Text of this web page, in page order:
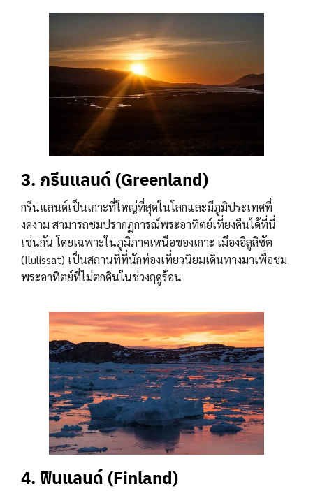
3. กรีนแลนด์ (Greenland)
กรีนแลนด์เป็นเกาะที่ใหญ่ที่สุดในโลกและมีภูมิประเทศที่
งดงาม สามารถชมปรากฏการณ์พระอาทิตย์เที่ยงคืนได้ที่นี่
เช่นกัน โดยเฉพาะในภูมิภาคเหนือของเกาะ เมืองอิลูลิซัต
(Ilulissat) เป็นสถานที่ที่นักท่องเที่ยวนิยมเดินทางมาเพื่อชม
พระอาทิตย์ที่ไม่ตกดินในช่วงฤดูร้อน
4. ฟินแลนด์ (Finland)